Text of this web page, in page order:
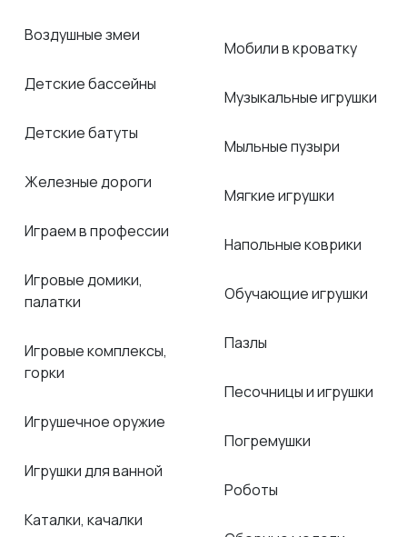
Воздушные змеи
Детские бассейны
Детские батуты
Железные дороги
Играем в профессии
Игровые домики,
палатки
Игровые комплексы,
горки
Игрушечное оружие
Игрушки для ванной
Каталки, качалки
Мобили в кроватку
Музыкальные игрушки
Мыльные пузыри
Мягкие игрушки
Напольные коврики
Обучающие игрушки
Пазлы
Песочницы и игрушки
Погремушки
Роботы